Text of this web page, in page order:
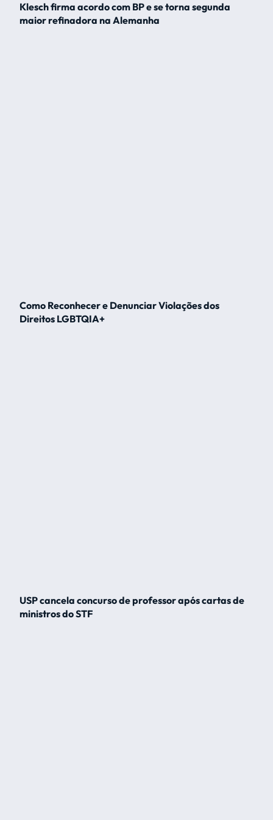
Klesch firma acordo com BP e se torna segunda
maior refinadora na Alemanha
Como Reconhecer e Denunciar Violações dos
Direitos LGBTQIA+
USP cancela concurso de professor após cartas de
ministros do STF